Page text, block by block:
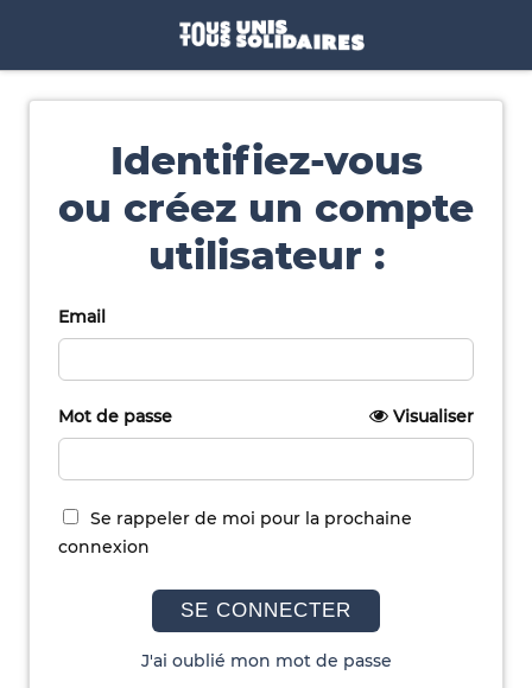
Identifiez-vous
ou créez un compte
utilisateur :
Email
Mot de passe Visualiser
Se rappeler de moi pour la prochaine
connexion
SE CONNECTER
J'ai oublié mon mot de passe